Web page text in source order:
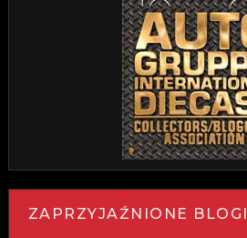
ZAPRZYJAŹNIONE BLOGI